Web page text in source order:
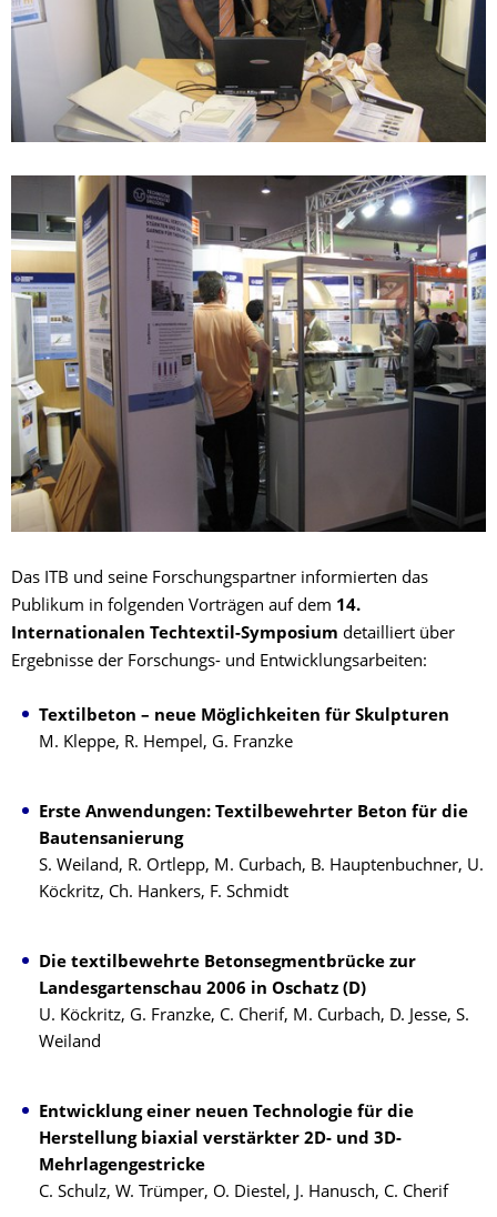
Das ITB und seine Forschungspartner informierten das
Publikum in folgenden Vorträgen auf dem 14.
Internationalen Techtextil-Symposium detailliert über
Ergebnisse der Forschungs- und Entwicklungsarbeiten:
Textilbeton – neue Möglichkeiten für Skulpturen
M. Kleppe, R. Hempel, G. Franzke
Erste Anwendungen: Textilbewehrter Beton für die
Bautensanierung
S. Weiland, R. Ortlepp, M. Curbach, B. Hauptenbuchner, U.
Köckritz, Ch. Hankers, F. Schmidt
Die textilbewehrte Betonsegmentbrücke zur
Landesgartenschau 2006 in Oschatz (D)
U. Köckritz, G. Franzke, C. Cherif, M. Curbach, D. Jesse, S.
Weiland
Entwicklung einer neuen Technologie für die
Herstellung biaxial verstärkter 2D- und 3D-
Mehrlagengestricke
C. Schulz, W. Trümper, O. Diestel, J. Hanusch, C. Cherif